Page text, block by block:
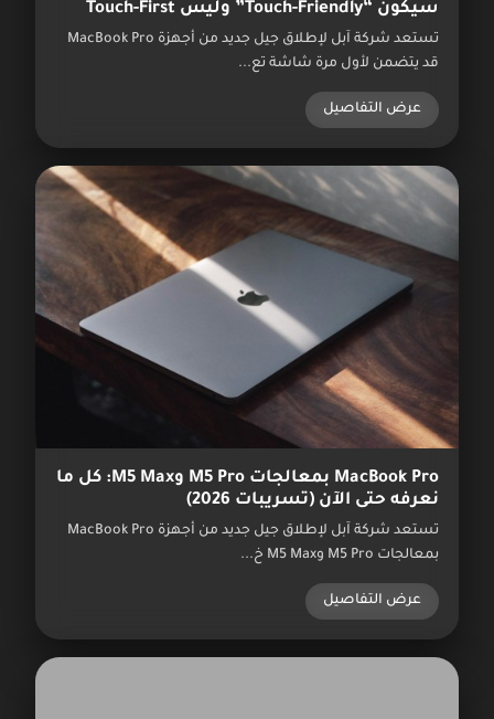
سيكون “Touch-Friendly” وليس Touch-First
تستعد شركة آبل لإطلاق جيل جديد من أجهزة MacBook Pro
قد يتضمن لأول مرة شاشة تع...
عرض التفاصيل
MacBook Pro بمعالجات M5 Pro وM5 Max: كل ما
نعرفه حتى الآن (تسريبات 2026)
تستعد شركة آبل لإطلاق جيل جديد من أجهزة MacBook Pro
بمعالجات M5 Pro وM5 Max خ...
عرض التفاصيل